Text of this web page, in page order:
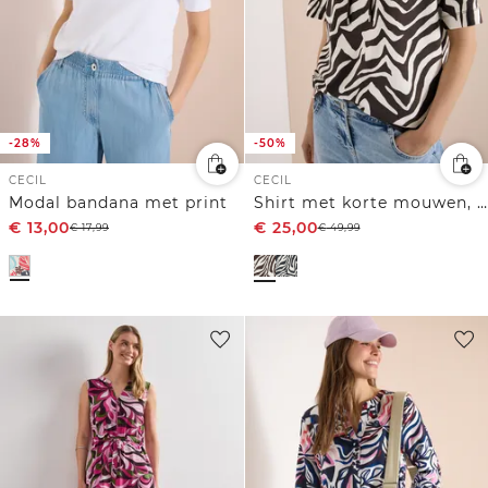
-28%
CECIL
Modal bandana met print
€ 13,00€17,99
-50%
CECIL
Shirt met korte mouwen, capuchon en structuur
€ 25,00€49,99